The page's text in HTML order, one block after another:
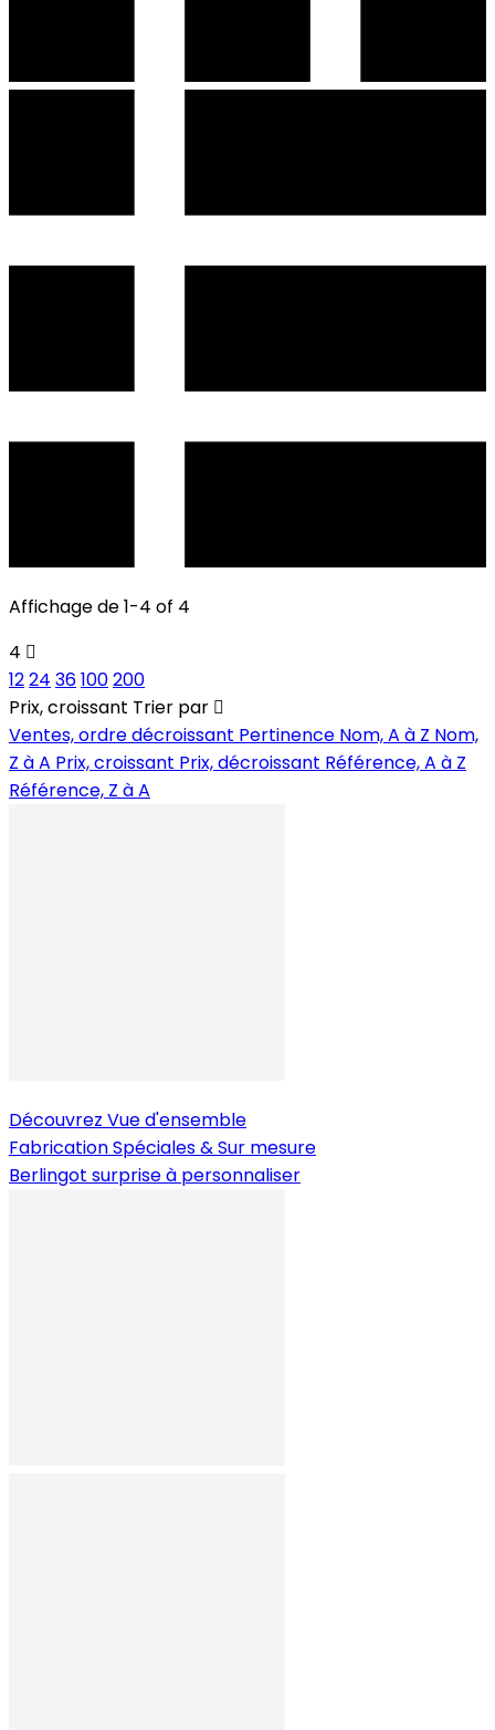
Affichage de 1-4 of 4
4
1224 36100200
Prix, croissant Trier par
Ventes, ordre décroissant Pertinence Nom, A à Z Nom,
Z à A Prix, croissant Prix, décroissant Référence, A à Z
Référence, Z à A
Découvrez Vue d'ensemble
Fabrication Spéciales & Sur mesure
Berlingot surprise à personnaliser